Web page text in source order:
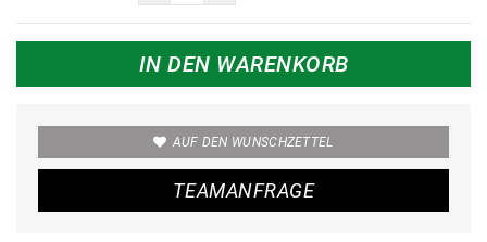
IN DEN WARENKORB
AUF DEN WUNSCHZETTEL
TEAMANFRAGE